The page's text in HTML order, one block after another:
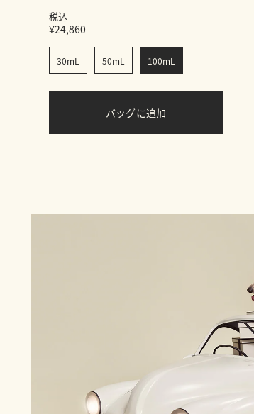
税込
¥24,860
30mL 50mL 100mL
バッグに追加